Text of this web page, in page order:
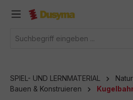
springen
SPIEL- UND LERNMATERIAL
Bauen & Konstruieren